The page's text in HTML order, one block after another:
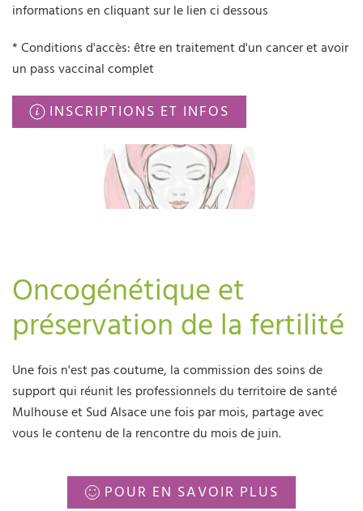
informations en cliquant sur le lien ci dessous
* Conditions d'accès: être en traitement d'un cancer et avoir
un pass vaccinal complet
INSCRIPTIONS ET INFOS
Oncogénétique et
préservation de la fertilité
Une fois n'est pas coutume, la commission des soins de
support qui réunit les professionnels du territoire de santé
Mulhouse et Sud Alsace une fois par mois, partage avec
vous le contenu de la rencontre du mois de juin.
POUR EN SAVOIR PLUS